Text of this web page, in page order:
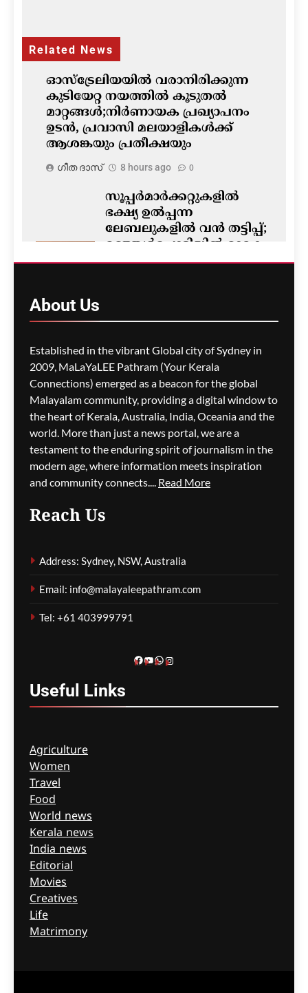
Related News
ഓസ്‌ട്രേലിയയിൽ വരാനിരിക്കുന്ന
കുടിയേറ്റ നയത്തിൽ കൂടുതൽ
മാറ്റങ്ങൾ;നിർണായക പ്രഖ്യാപനം
ഉടൻ, പ്രവാസി മലയാളികൾക്ക്
ആശങ്കയും പ്രതീക്ഷയും
ഗീത ദാസ്‌ 8 hours ago 0
സൂപ്പർമാർക്കറ്റുകളിൽ
ഭക്ഷ്യ ഉൽപ്പന്ന
ലേബലുകളിൽ വൻ തട്ടിപ്പ്;
മഞ്ഞൾപ്പൊടിയിൽ മാരക
വിഷാംശമെന്ന്
M5 മോട്ടോർവേയിൽ
മാലിന്യ ട്രക്കിന് തീപിടിച്ചു;
കിലോമീറ്ററുകളോളം
ഗതാഗതക്കുരുക്ക്, മലയാളി
യാത്രികരെയും ബാധിച്ചു
ഗീത ദാസ്‌ 8 hours ago
നടപടിക്രമങ്ങൾ
About Us
Established in the vibrant Global city of Sydney in
2009, MaLaYaLEE Pathram (Your Kerala
Connections) emerged as a beacon for the global
Malayalam community, providing a digital window to
the heart of Kerala, Australia, India, Oceania and the
world. More than just a news portal, we are a
testament to the enduring spirit of journalism in the
modern age, where information meets inspiration
and community connects.... Read More
Reach Us
Address: Sydney, NSW, Australia
Email: info@malayaleepathram.com
Tel: +61 403999791
Facebook
YouTube
WhatsApp
Instagram
Useful Links
Agriculture
Women
Travel
Food
World news
Kerala news
India news
Editorial
Movies
Creatives
Life
Matrimony